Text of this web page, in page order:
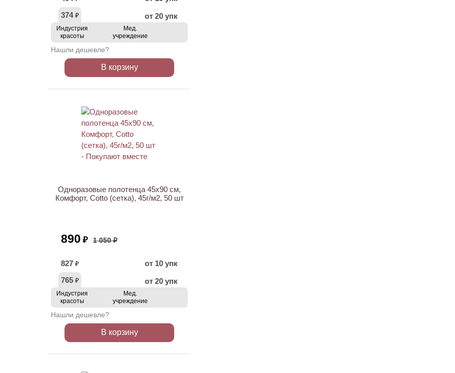
374 ₽ от 20 упк
Индустрия
красоты
Мед.
учреждение
Нашли дешевле?
В корзину
Одноразовые полотенца 45х90 см,
Комфорт, Cotto (сетка), 45г/м2, 50 шт
890 ₽ 1 050 ₽
827 ₽
от 10 упк
765 ₽ от 20 упк
Индустрия
красоты
Мед.
учреждение
Нашли дешевле?
В корзину